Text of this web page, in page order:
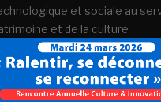
et sociale au
et de la culture